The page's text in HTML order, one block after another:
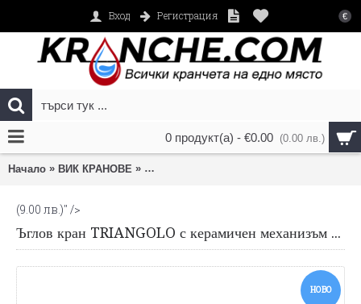
€
Вход Регистрация
0 продукт(а) - €0.00 (0.00 лв.)
Начало » ВИК КРАНОВЕ » Ъглов кран TRIANGOLO с керамичен
(9.00 лв.)" />
Ъглов кран TRIANGOLO с керамичен механизъм 1/2"х3/8"
НОВО